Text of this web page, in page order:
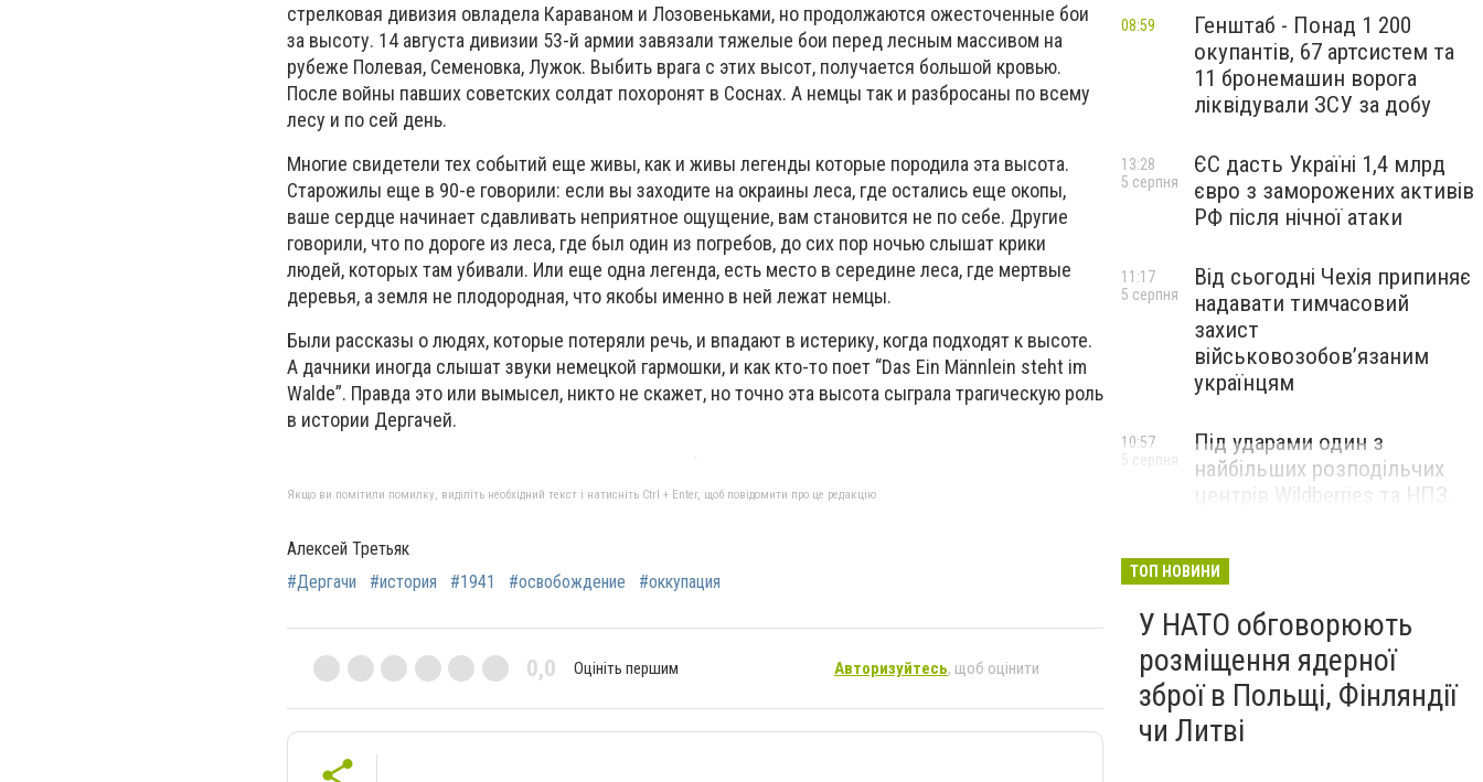
стрелковая дивизия овладела Караваном и Лозовеньками, но продолжаются ожесточенные бои
за высоту. 14 августа дивизии 53-й армии завязали тяжелые бои перед лесным массивом на
рубеже Полевая, Семеновка, Лужок. Выбить врага с этих высот, получается большой кровью.
После войны павших советских солдат похоронят в Соснах. А немцы так и разбросаны по всему
лесу и по сей день.
Многие свидетели тех событий еще живы, как и живы легенды которые породила эта высота.
Старожилы еще в 90-е говорили: если вы заходите на окраины леса, где остались еще окопы,
ваше сердце начинает сдавливать неприятное ощущение, вам становится не по себе. Другие
говорили, что по дороге из леса, где был один из погребов, до сих пор ночью слышат крики
людей, которых там убивали. Или еще одна легенда, есть место в середине леса, где мертвые
деревья, а земля не плодородная, что якобы именно в ней лежат немцы.
Были рассказы о людях, которые потеряли речь, и впадают в истерику, когда подходят к высоте.
А дачники иногда слышат звуки немецкой гармошки, и как кто-то поет “Das Ein Männlein steht im
Walde”. Правда это или вымысел, никто не скажет, но точно эта высота сыграла трагическую роль
в истории Дергачей.
Якщо ви помітили помилку, виділіть необхідний текст і натисніть Ctrl + Enter, щоб повідомити про це редакцію
Алексей Третьяк
#Дергачи
#история #1941 #освобождение #оккупация
0,0 Оцініть першим Авторизуйтесь, щоб оцінити
Генштаб - Понад 1 200
окупантів, 67 артсистем та
11 бронемашин ворога
ліквідували ЗСУ за добу
08:59
ЄС дасть Україні 1,4 млрд
євро з заморожених активів
РФ після нічної атаки
13:28
5 серпня
Від сьогодні Чехія припиняє
надавати тимчасовий
захист
військовозобов’язаним
українцям
11:17
5 серпня
Під ударами один з
найбільших розподільчих
центрів Wildberries та НПЗ .
10:57
5 серпня
ТОП НОВИНИ
У НАТО обговорюють
розміщення ядерної
зброї в Польщі, Фінляндії
чи Литві